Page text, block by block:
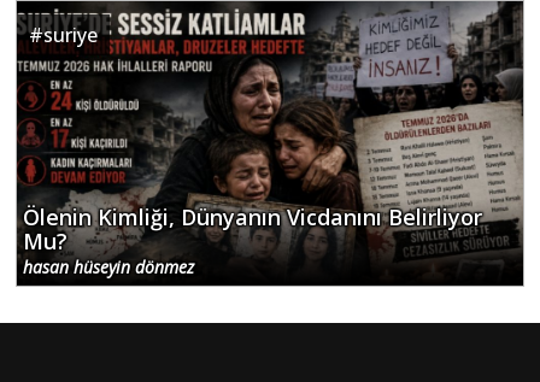
#suriye
Ölenin Kimliği, Dünyanın Vicdanını Belirliyor
Mu?
hasan hüseyin dönmez